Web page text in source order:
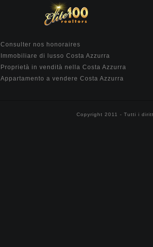
Consulter nos honoraires
Immobiliare di lusso Costa Azzurra
Proprietà in vendità nella Costa Azzurra
Appartamento a vendere Costa Azzurra
Copyright 2011 - Tutti i